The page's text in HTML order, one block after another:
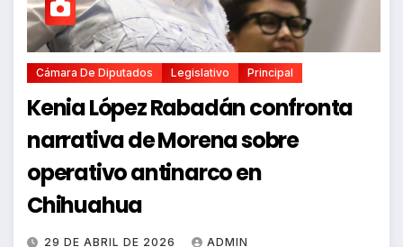
Cámara De Diputados Legislativo Principal
Kenia López Rabadán confronta
narrativa de Morena sobre
operativo antinarco en
Chihuahua
29 DE ABRIL DE 2026 ADMIN